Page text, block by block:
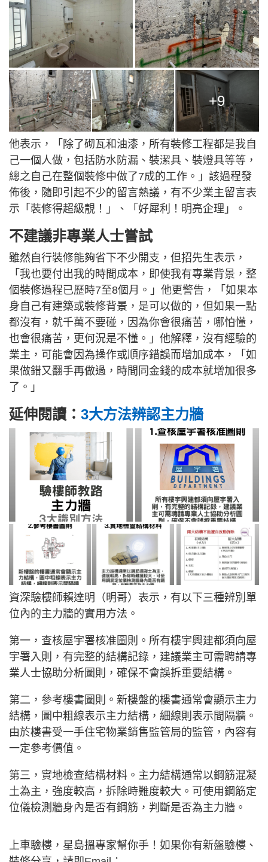
+9
他表示，「除了砌瓦和油漆，所有裝修工程都是我自
己一個人做，包括防水防漏、裝潔具、裝燈具等等，
總之自己在整個裝修中做了7成的工作。」該過程發
佈後，隨即引起不少的留言熱議，有不少業主留言表
示「裝修得超級靚！」、「好犀利！明亮企理」。
不建議非專業人士嘗試
雖然自行裝修能夠省下不少開支，但招先生表示，
「我也要付出我的時間成本，即使我有專業背景，整
個裝修過程已歷時7至8個月。」他更警告，「如果本
身自己有建築或裝修背景，是可以做的，但如果一點
都沒有，就千萬不要碰，因為你會很痛苦，哪怕懂，
也會很痛苦，更何況是不懂。」他解釋，沒有經驗的
業主，可能會因為操作或順序錯誤而增加成本，「如
果做錯又翻手再做過，時間同金錢的成本就增加很多
了。」
延伸閱讀： 3大方法辨認主力牆
資深驗樓師賴達明（明哥）表示，有以下三種辨別單
位內的主力牆的實用方法。
第一，查核屋宇署核准圖則。所有樓宇興建都須向屋
宇署入則，有完整的結構記錄，建議業主可需聘請專
業人士協助分析圖則，確保不會誤拆重要結構。
第二，參考樓書圖則。新樓盤的樓書通常會顯示主力
結構，圖中粗線表示主力結構，細線則表示間隔牆。
由於樓書受一手住宅物業銷售監管局的監管，內容有
一定參考價值。
第三，實地檢查結構材料。主力結構通常以鋼筋混凝
土為主，強度較高，拆除時難度較大。可使用鋼筋定
位儀檢測牆身內是否有鋼筋，判斷是否為主力牆。
上車驗樓，星島搵專家幫你手！如果你有新盤驗樓、